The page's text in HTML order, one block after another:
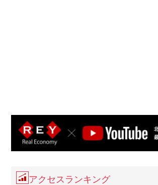
アクセスランキング